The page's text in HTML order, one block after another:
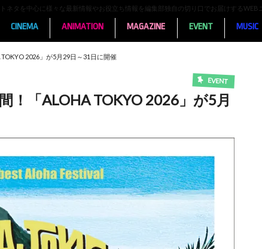
ネタを中心に様々な最新情報やお役立ち情報を編集部独自の切り口でお届けするWEB
CINEMA ANIMATION MAGAZINE EVENT MUSIC
2026」が5月29日～31日に開催
EVENT
！「ALOHA TOKYO 2026」が5月